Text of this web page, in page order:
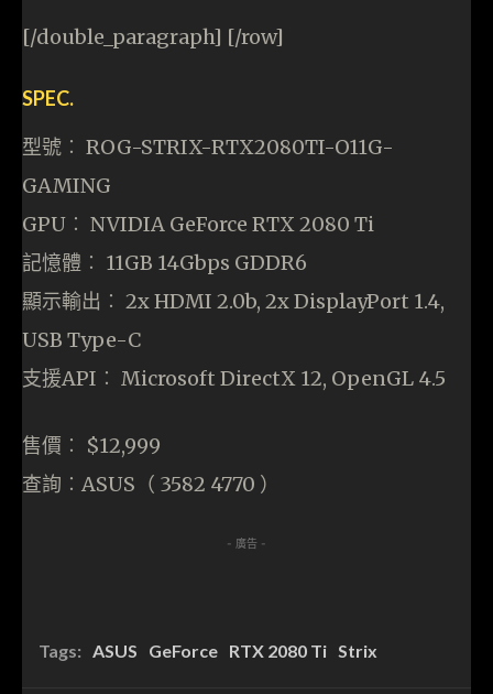
[/double_paragraph] [/row]
SPEC.
型號︰ ROG-STRIX-RTX2080TI-O11G-
GAMING
GPU︰ NVIDIA GeForce RTX 2080 Ti
記憶體︰ 11GB 14Gbps GDDR6
顯示輸出︰ 2x HDMI 2.0b, 2x DisplayPort 1.4,
USB Type-C
支援API︰ Microsoft DirectX 12, OpenGL 4.5
售價︰ $12,999
查詢︰ASUS（ 3582 4770 ）
- 廣告 -
Tags: ASUS GeForce RTX 2080 Ti Strix